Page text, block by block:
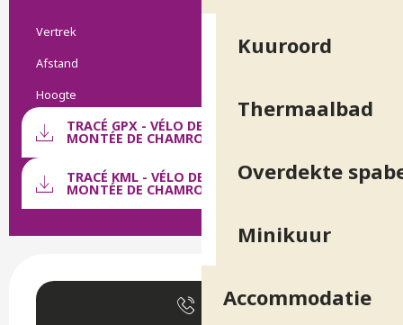
Kuuroord
Thermaalbad
Overdekte
Minikuur
Accommodatie
Praktische informatie
Vertrek Saint-Martin-d'Uriage
Afstand
Hoogte 412 m
Documentatie
TRACÉ GPX - VÉLO DE ROUTE - LA
MONTÉE DE CHAMRO...
TRACÉ KML - VÉLO DE ROUTE - LA
MONTÉE DE CHAMRO...
Openingstijden en
Bel